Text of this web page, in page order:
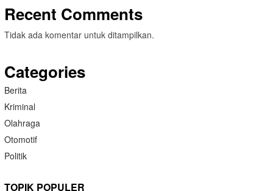
Recent Comments
Tidak ada komentar untuk ditampilkan.
Categories
Berita
Kriminal
Olahraga
Otomotif
Politik
TOPIK POPULER